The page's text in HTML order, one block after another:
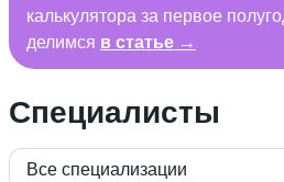
калькулятора за первое
делимся в статье →
Специалисты
Все специализации